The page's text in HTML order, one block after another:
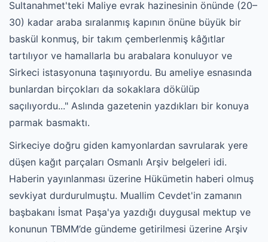
Sultanahmet'teki Maliye evrak hazinesinin önünde (20–
30) kadar araba sıralanmış kapının önüne büyük bir
baskül konmuş, bir takım çemberlenmiş kâğıtlar
tartılıyor ve hamallarla bu arabalara konuluyor ve
Sirkeci istasyonuna taşınıyordu. Bu ameliye esnasında
bunlardan birçokları da sokaklara dökülüp
saçılıyordu..." Aslında gazetenin yazdıkları bir konuya
parmak basmaktı.
Sirkeciye doğru giden kamyonlardan savrularak yere
düşen kağıt parçaları Osmanlı Arşiv belgeleri idi.
Haberin yayınlanması üzerine Hükümetin haberi olmuş
sevkiyat durdurulmuştu. Muallim Cevdet'in zamanın
başbakanı İsmat Paşa'ya yazdığı duygusal mektup ve
konunun TBMM’de gündeme getirilmesi üzerine Arşiv